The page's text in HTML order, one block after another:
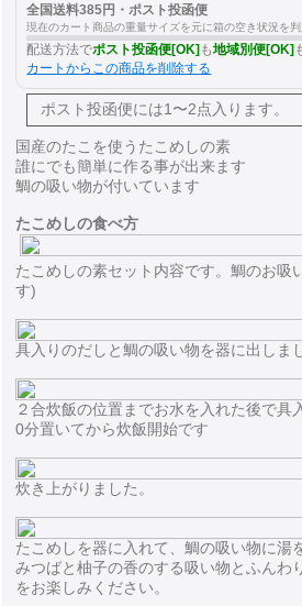
全国送料385円・ポスト投函便
現在のカート商品の重量サイズを元に箱の空き状況を判
配送方法でポスト投函便[OK]も地域別便[OK]
カートからこの商品を削除する
ポスト投函便には1〜2点入ります。
国産のたこを使うたこめしの素
誰にでも簡単に作る事が出来ます
鯛の吸い物が付いています
たこめしの食べ方
たこめしの素セット内容です。鯛のお吸
す)
具入りのだしと鯛の吸い物を器に出しま
２合炊飯の位置までお水を入れた後で具
0分置いてから炊飯開始です
炊き上がりました。
たこめしを器に入れて、鯛の吸い物に湯
みつばと柚子の香のする吸い物とふんわ
をお楽しみください。